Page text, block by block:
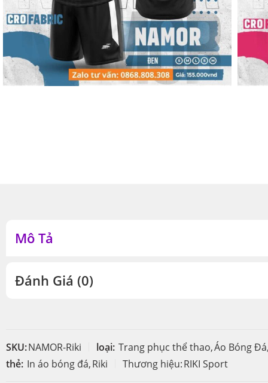
Mô Tả
Đánh Giá (0)
SKU:NAMOR-Riki loại: Trang phục thể thao,Áo Bóng Đá,
thẻ: In áo bóng đá,Riki Thương hiệu:RIKI Sport